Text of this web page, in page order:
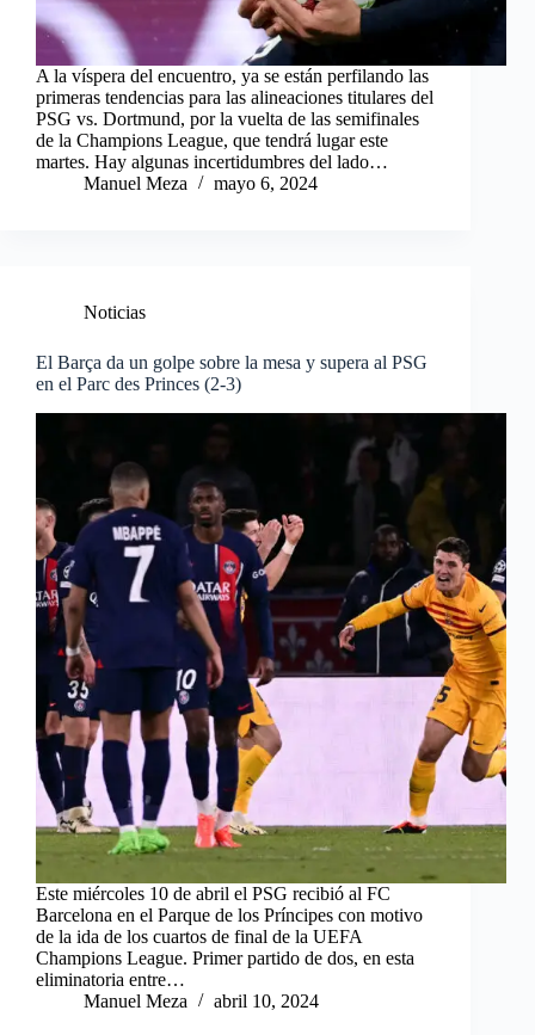
A la víspera del encuentro, ya se están perfilando las
primeras tendencias para las alineaciones titulares del
PSG vs. Dortmund, por la vuelta de las semifinales
de la Champions League, que tendrá lugar este
martes. Hay algunas incertidumbres del lado…
Manuel Meza
mayo 6, 2024
Noticias
El Barça da un golpe sobre la mesa y supera al PSG
en el Parc des Princes (2-3)
Este miércoles 10 de abril el PSG recibió al FC
Barcelona en el Parque de los Príncipes con motivo
de la ida de los cuartos de final de la UEFA
Champions League. Primer partido de dos, en esta
eliminatoria entre…
Manuel Meza
abril 10, 2024